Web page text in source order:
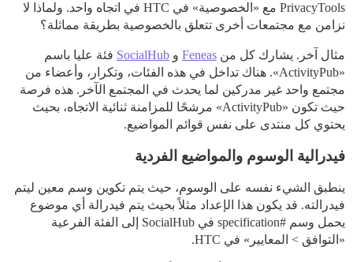
PrivacyTools مع «الخصوصية» في HTC في اتجاه واحد. ولماذا لا
نزامن مع مجتمعات أخرى تتعلق بالخصوصية بطريقة مماثلة؟
مثال آخر. يشارك كل من Feneas و SocialHub فئة عليا باسم
«ActivityPub». هناك تداخل في هذه الفئات، وتكرار، وأعضاء من
مجتمع واحد غير مدركين لما يحدث في المجتمع الآخر. هذه فرصة
حيث تكون «ActivityPub» مرشحًا للمزامنة ثنائية الاتجاه، بحيث
يحتوي كل منتدى على نفس قوائم المواضيع.
فيدرالية الوسوم والمواضيع الفردية
ينطبق الشيء نفسه على الوسوم، حيث يتم تكوين وسم معين ليتم
فيدرالته. قد يكون هذا الإعداد مثلاً بحيث يتم فيدرالة أي موضوع
يحمل وسم #specification
في SocialHub إلى الفئة الفرعية
«التوافق > المعايير» في HTC.